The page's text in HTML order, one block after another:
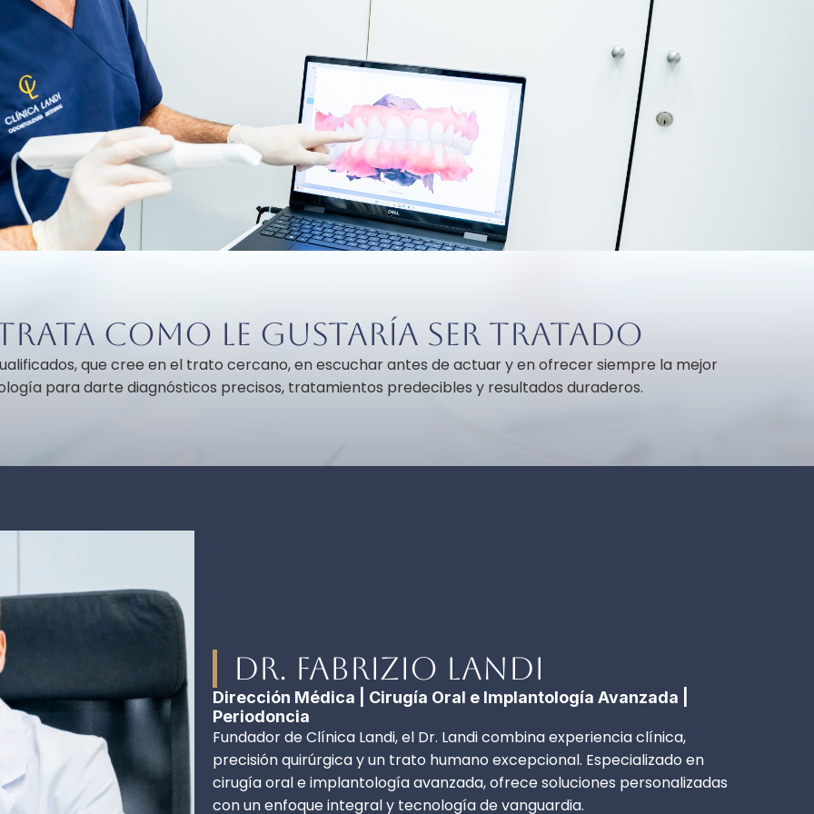
como le gustaría ser tratado
que cree en el trato cercano, en escuchar antes de actuar y en ofrecer siempre la mejor
para darte diagnósticos precisos, tratamientos predecibles y resultados duraderos.
Dr. Fabrizio Landi
Dirección Médica | Cirugía Oral e Implantología Avanzada |
Periodoncia
Fundador de Clínica Landi, el Dr. Landi combina experiencia clínica,
precisión quirúrgica y un trato humano excepcional. Especializado en
cirugía oral e implantología avanzada, ofrece soluciones personalizadas
con un enfoque integral y tecnología de vanguardia.